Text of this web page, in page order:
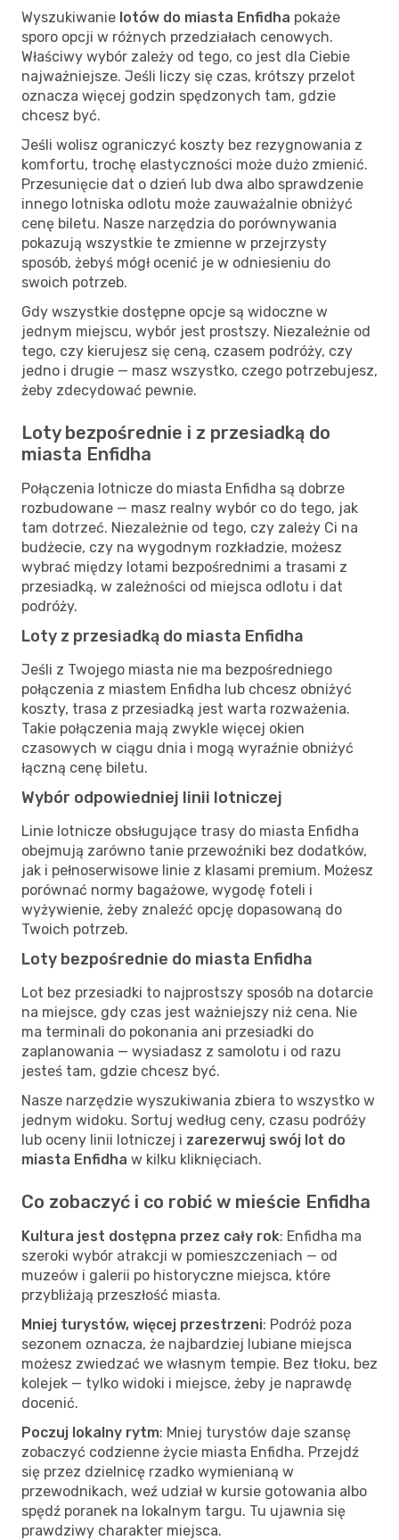
Wyszukiwanie lotów do miasta Enfidha pokaże
sporo opcji w różnych przedziałach cenowych.
Właściwy wybór zależy od tego, co jest dla Ciebie
najważniejsze. Jeśli liczy się czas, krótszy przelot
oznacza więcej godzin spędzonych tam, gdzie
chcesz być.
Jeśli wolisz ograniczyć koszty bez rezygnowania z
komfortu, trochę elastyczności może dużo zmienić.
Przesunięcie dat o dzień lub dwa albo sprawdzenie
innego lotniska odlotu może zauważalnie obniżyć
cenę biletu. Nasze narzędzia do porównywania
pokazują wszystkie te zmienne w przejrzysty
sposób, żebyś mógł ocenić je w odniesieniu do
swoich potrzeb.
Gdy wszystkie dostępne opcje są widoczne w
jednym miejscu, wybór jest prostszy. Niezależnie od
tego, czy kierujesz się ceną, czasem podróży, czy
jedno i drugie — masz wszystko, czego potrzebujesz,
żeby zdecydować pewnie.
Loty bezpośrednie i z przesiadką do
miasta Enfidha
Połączenia lotnicze do miasta Enfidha są dobrze
rozbudowane — masz realny wybór co do tego, jak
tam dotrzeć. Niezależnie od tego, czy zależy Ci na
budżecie, czy na wygodnym rozkładzie, możesz
wybrać między lotami bezpośrednimi a trasami z
przesiadką, w zależności od miejsca odlotu i dat
podróży.
Loty z przesiadką do miasta Enfidha
Jeśli z Twojego miasta nie ma bezpośredniego
połączenia z miastem Enfidha lub chcesz obniżyć
koszty, trasa z przesiadką jest warta rozważenia.
Takie połączenia mają zwykle więcej okien
czasowych w ciągu dnia i mogą wyraźnie obniżyć
łączną cenę biletu.
Wybór odpowiedniej linii lotniczej
Linie lotnicze obsługujące trasy do miasta Enfidha
obejmują zarówno tanie przewoźniki bez dodatków,
jak i pełnoserwisowe linie z klasami premium. Możesz
porównać normy bagażowe, wygodę foteli i
wyżywienie, żeby znaleźć opcję dopasowaną do
Twoich potrzeb.
Loty bezpośrednie do miasta Enfidha
Lot bez przesiadki to najprostszy sposób na dotarcie
na miejsce, gdy czas jest ważniejszy niż cena. Nie
ma terminali do pokonania ani przesiadki do
zaplanowania — wysiadasz z samolotu i od razu
jesteś tam, gdzie chcesz być.
Nasze narzędzie wyszukiwania zbiera to wszystko w
jednym widoku. Sortuj według ceny, czasu podróży
lub oceny linii lotniczej i zarezerwuj swój lot do
miasta Enfidha w kilku kliknięciach.
Co zobaczyć i co robić w mieście Enfidha
Kultura jest dostępna przez cały rok: Enfidha ma
szeroki wybór atrakcji w pomieszczeniach — od
muzeów i galerii po historyczne miejsca, które
przybliżają przeszłość miasta.
Mniej turystów, więcej przestrzeni: Podróż poza
sezonem oznacza, że najbardziej lubiane miejsca
możesz zwiedzać we własnym tempie. Bez tłoku, bez
kolejek — tylko widoki i miejsce, żeby je naprawdę
docenić.
Poczuj lokalny rytm: Mniej turystów daje szansę
zobaczyć codzienne życie miasta Enfidha. Przejdź
się przez dzielnicę rzadko wymienianą w
przewodnikach, weź udział w kursie gotowania albo
spędź poranek na lokalnym targu. Tu ujawnia się
prawdziwy charakter miejsca.